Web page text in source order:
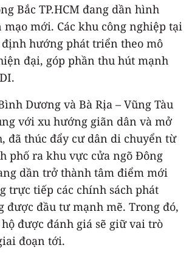
Bắc TP.HCM đang dần hình
mới. Các khu công nghiệp tại
hướng phát triển theo mô
đại, góp phần thu hút mạnh
Dương và Bà Rịa – Vũng Tàu
với xu hướng giãn dân và mở
đã thúc đẩy cư dân di chuyển từ
phố ra khu vực cửa ngõ Đông
dần trở thành tâm điểm mới
trực tiếp các chính sách phát
được đầu tư mạnh mẽ. Trong đó,
được đánh giá sẽ giữ vai trò
đoạn tới.